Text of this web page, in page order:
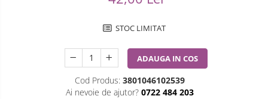
STOC LIMITAT
ADAUGA IN COS
Cod Produs: 3801046102539
Ai nevoie de ajutor? 0722 484 203